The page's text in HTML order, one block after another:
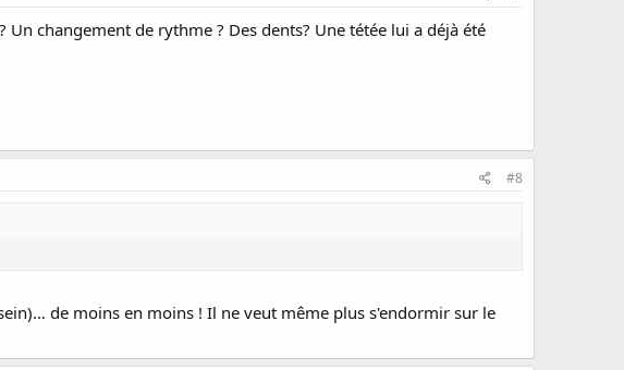
changement de rythme ? Des dents? Une tétée lui a déjà été
#8
de moins en moins ! Il ne veut même plus s'endormir sur le